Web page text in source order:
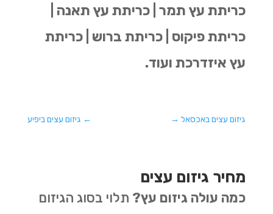
כריתת עץ תמר | כריתת עץ תאנה |
כריתת פיקוס | כריתת ברוש | כריתת
עץ איזדרכת ועוד.
← גיזום עצים ביפיע גיזום עצים באכסאל→
מחיר גיזום עצים
כמה עולה גיזום עץ? תלוי בסוג הגיזום